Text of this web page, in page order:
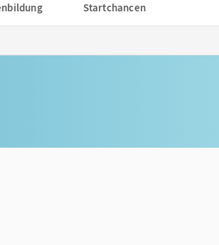
Startchancen